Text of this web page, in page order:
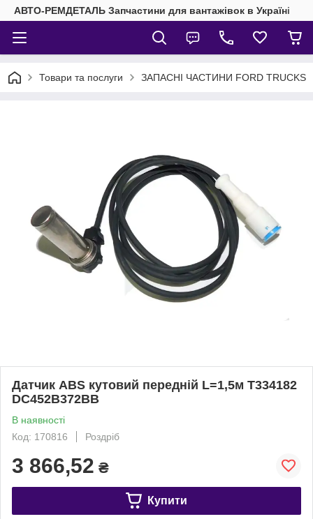
АВТО-РЕМДЕТАЛЬ Запчастини для вантажівок в Україні
Товари та послуги ЗАПАСНІ ЧАСТИНИ FORD TRUCKS
Датчик ABS кутовий передній L=1,5м T334182
DC452B372BB
В наявності
Код: 170816
Роздріб
3 866,52 ₴
Купити